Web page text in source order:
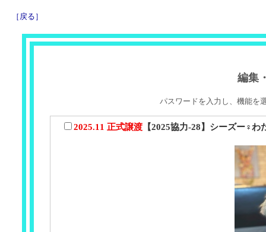
［戻る］
編集
パスワードを入力し、機能を
2025.11 正式譲渡 【2025協力-28】シーズー♀